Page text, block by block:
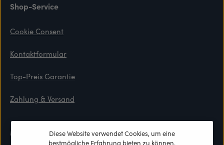
Shop-Service
Cookie Consent
Kontaktformular
Top-Preis Garantie
Zahlung & Versand
MaterialienDiese Website verwendet Cookies, um eine
bestmögliche Erfahrung bieten zu können.